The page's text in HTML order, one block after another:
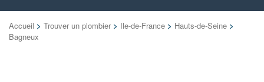
Accueil > Trouver un plombier > Ile-de-France > Hauts-de-Seine >
Bagneux